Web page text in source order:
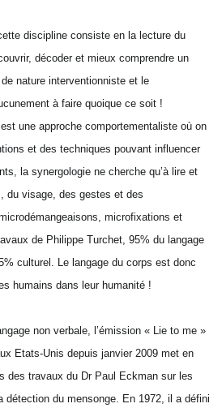
discipline consiste en la lecture du
décoder et mieux comprendre un
nature interventionniste et le
à faire quoique ce soit !
une approche comportementaliste où on
et des techniques pouvant influencer
la synergologie ne cherche qu’à lire et
du visage, des gestes et des
microfixations et
de Philippe Turchet, 95% du langage
culturel. Le langage du corps est donc
humains dans leur humanité !
non verbale, l’émission « Lie to me »
Etats-Unis depuis janvier 2009 met en
des travaux du Dr Paul Eckman sur les
détection du mensonge. En 1972, il a défini